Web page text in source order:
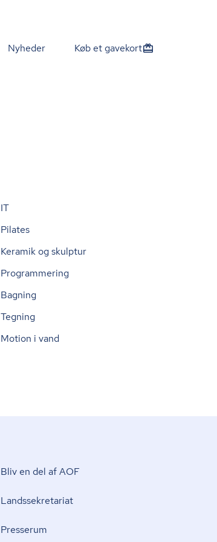
Nyheder Køb et gavekort
IT
Pilates
Keramik og skulptur
Programmering
Bagning
Tegning
Motion i vand
Bliv en del af AOF
Lands­se­kre­ta­ri­at
Presserum